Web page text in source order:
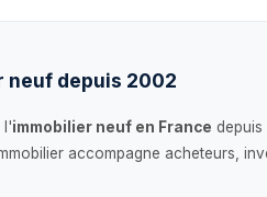
neuf depuis 2002
l'immobilier neuf en France depuis
Immobilier accompagne acheteurs,